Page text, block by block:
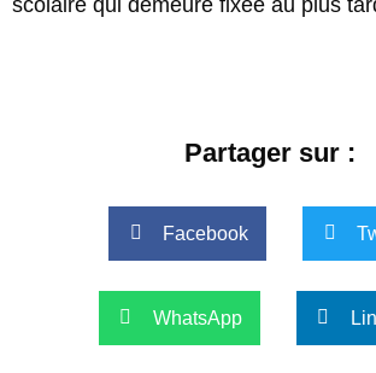
scolaire qui demeure fixée au plus
Partager sur :
Facebook
WhatsApp